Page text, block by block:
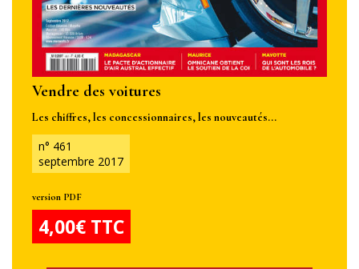
Vendre des voitures
Les chiffres, les concessionnaires, les nouveautés...
n° 461
septembre 2017
version PDF
4,00€ TTC